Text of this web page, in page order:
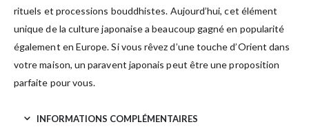
rituels et processions bouddhistes. Aujourd’hui, cet élément
unique de la culture japonaise a beaucoup gagné en popularité
également en Europe. Si vous rêvez d’une touche d’Orient dans
votre maison, un paravent japonais peut être une proposition
parfaite pour vous.
INFORMATIONS COMPLÉMENTAIRES